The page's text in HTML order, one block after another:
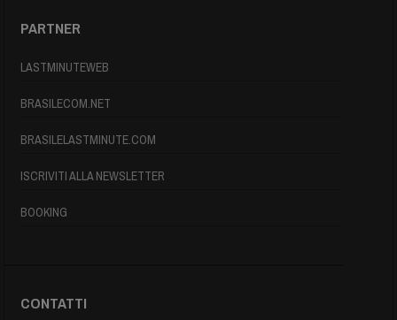
PARTNER
LASTMINUTEWEB
BRASILECOM.NET
BRASILELASTMINUTE.COM
ISCRIVITI ALLA NEWSLETTER
BOOKING
CONTATTI